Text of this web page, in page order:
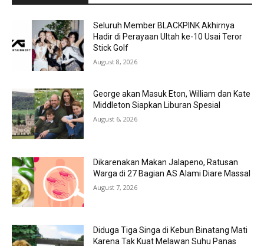
Seluruh Member BLACKPINK Akhirnya
Hadir di Perayaan Ultah ke-10 Usai Teror
Stick Golf
August 8, 2026
George akan Masuk Eton, William dan Kate
Middleton Siapkan Liburan Spesial
August 6, 2026
Dikarenakan Makan Jalapeno, Ratusan
Warga di 27 Bagian AS Alami Diare Massal
August 7, 2026
Diduga Tiga Singa di Kebun Binatang Mati
Karena Tak Kuat Melawan Suhu Panas